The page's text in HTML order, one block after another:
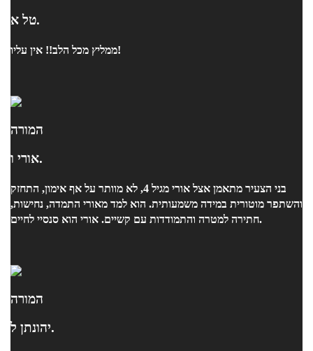
טל א.
ממליץ מכל הלב!! אין עליו!
המורה
אורי ו.
בני הצעיר מתאמן אצל אורי מגיל 4, לא מוותר על אף אימון, התחזק
והשתפר מוטורית במידה משמעותית. הוא למד מאורי התמדה, נחישות,
חתירה למטרה והתמודדות עם קשיים. אורי הוא סנסיי לחיים.
המורה
יהונתן ל.